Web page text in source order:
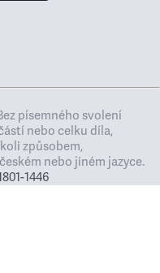
písemného svolení
nebo celku díla,
způsobem,
nebo jiném jazyce.
1446